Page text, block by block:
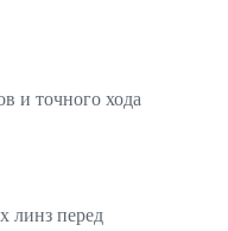
и точного хода
линз перед